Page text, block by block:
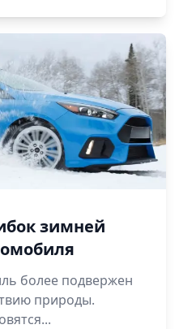
зимней
более подвержен
природы.